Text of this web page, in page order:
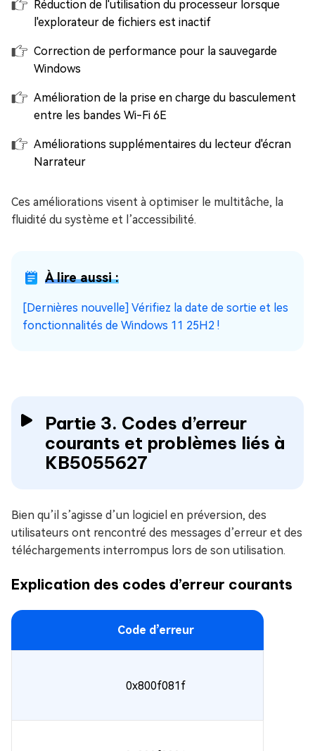
Réduction de l'utilisation du processeur lorsque
l'explorateur de fichiers est inactif
Correction de performance pour la sauvegarde
Windows
Amélioration de la prise en charge du basculement
entre les bandes Wi-Fi 6E
Améliorations supplémentaires du lecteur d'écran
Narrateur
Ces améliorations visent à optimiser le multitâche, la
fluidité du système et l’accessibilité.
À lire aussi :
[Dernières nouvelle] Vérifiez la date de sortie et les
fonctionnalités de Windows 11 25H2 !
Partie 3. Codes d’erreur
courants et problèmes liés à
KB5055627
Bien qu’il s’agisse d’un logiciel en préversion, des
utilisateurs ont rencontré des messages d’erreur et des
téléchargements interrompus lors de son utilisation.
Explication des codes d’erreur courants
Code d’erreur
0x800f081f